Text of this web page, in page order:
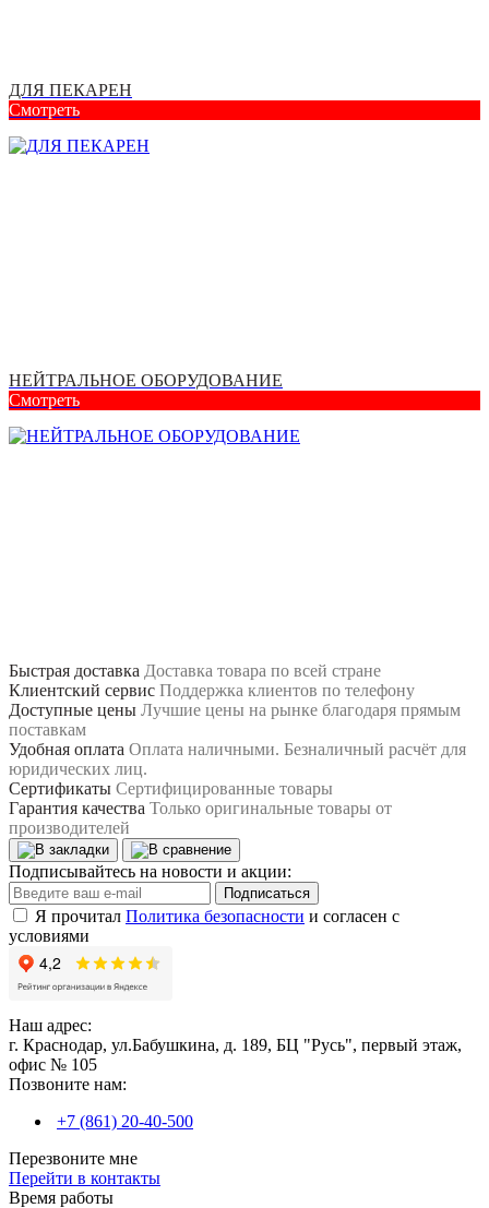
ДЛЯ ПЕКАРЕН
Смотреть
НЕЙТРАЛЬНОЕ ОБОРУДОВАНИЕ
Смотреть
Быстрая доставка Доставка товара по всей стране
Клиентский сервис Поддержка клиентов по телефону
Доступные цены Лучшие цены на рынке благодаря прямым
поставкам
Удобная оплата Оплата наличными. Безналичный расчёт для
юридических лиц.
Сертификаты Сертифицированные товары
Гарантия качества Только оригинальные товары от
производителей
Подписывайтесь на новости и акции:
Подписаться
Я прочитал Политика безопасности и согласен с
условиями
Наш адрес:
г. Краснодар, ул.Бабушкина, д. 189, БЦ "Русь", первый этаж,
офис № 105
Позвоните нам:
+7 (861) 20-40-500
Перезвоните мне
Перейти в контакты
Время работы